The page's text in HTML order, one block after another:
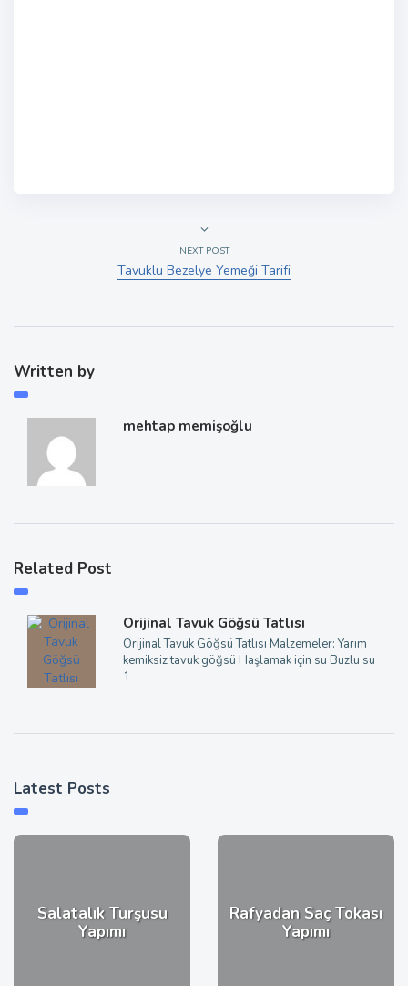
NEXT POST
Tavuklu Bezelye Yemeği Tarifi
Written by
mehtap memişoğlu
Related Post
Orijinal Tavuk Göğsü Tatlısı
Orijinal Tavuk Göğsü Tatlısı Malzemeler: Yarım
kemiksiz tavuk göğsü Haşlamak için su Buzlu su
1
Latest Posts
Salatalık Turşusu
Yapımı
Rafyadan Saç Tokası
Yapımı